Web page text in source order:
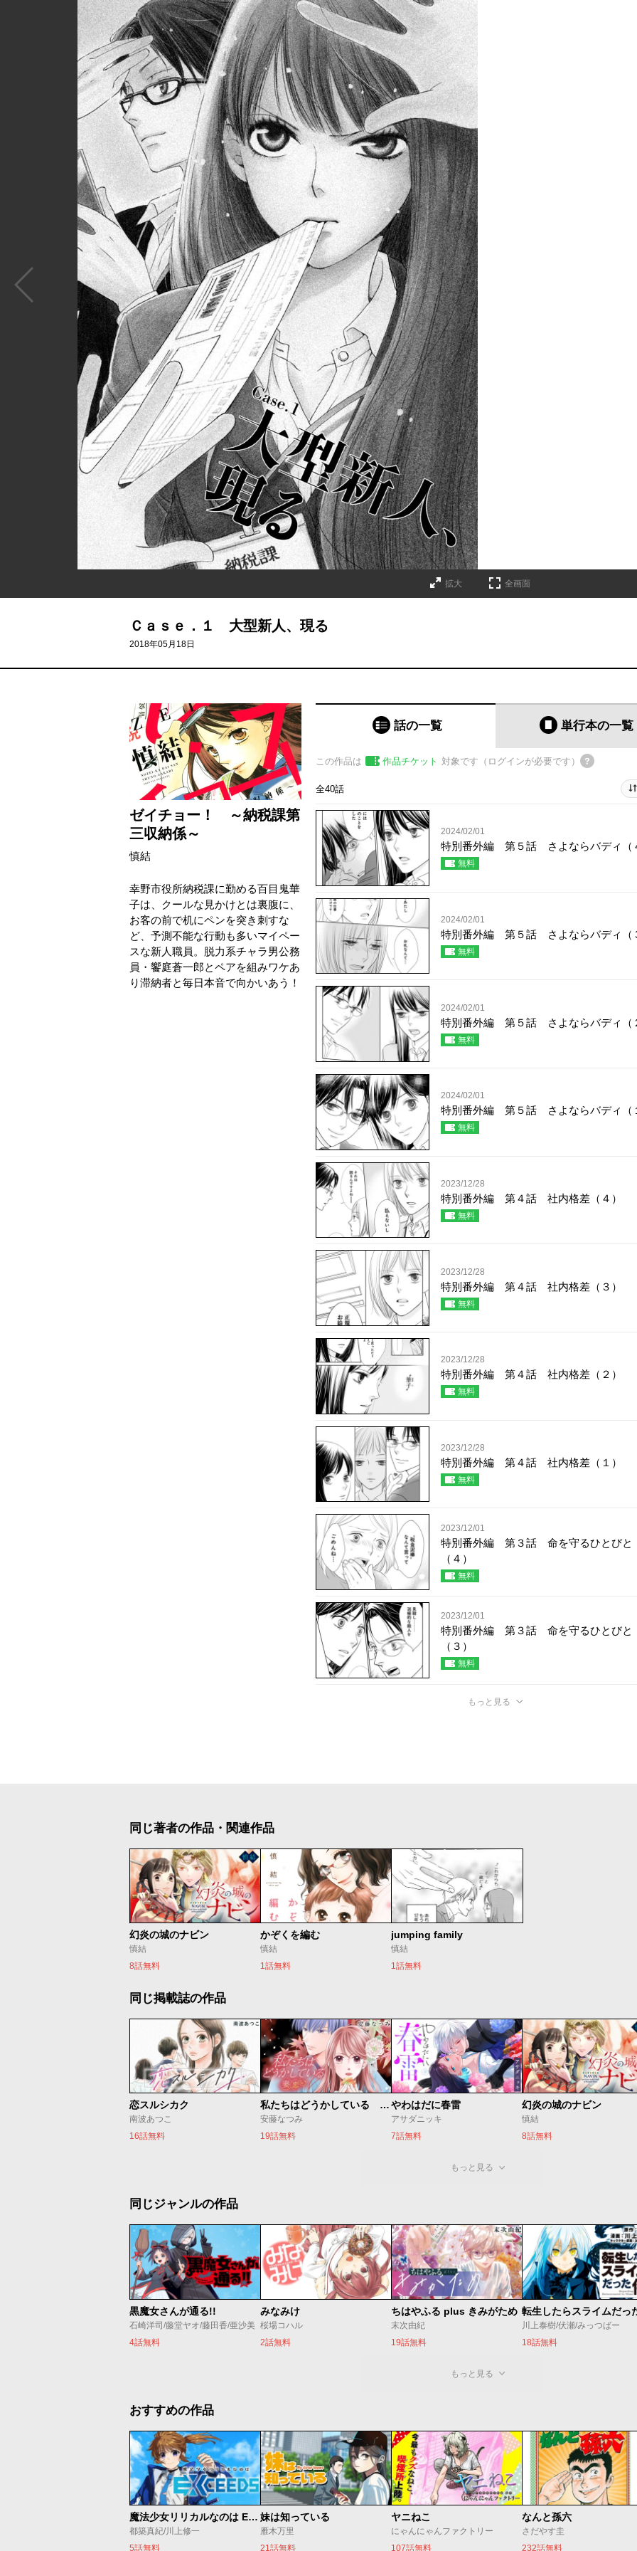
拡大 全画面
Ｃａｓｅ．１ 大型新人、現る
2018年05月18日
ゼイチョー！ ～納税課第
三収納係～
慎結
幸野市役所納税課に勤める百目鬼華
子は、クールな見かけとは裏腹に、
お客の前で机にペンを突き刺すな
ど、予測不能な行動も多いマイペー
スな新人職員。脱力系チャラ男公務
員・饗庭蒼一郎とペアを組みワケあ
り滞納者と毎日本音で向かいあう！
話の一覧 単行本の一覧
この作品は 作品チケット 対象です（ログインが必要です）
全40話
2024/02/01
特別番外編 第５話 さよならバディ（
無料
2024/02/01
特別番外編 第５話 さよならバディ（
無料
2024/02/01
特別番外編 第５話 さよならバディ（
無料
2024/02/01
特別番外編 第５話 さよならバディ（
無料
2023/12/28
特別番外編 第４話 社内格差（４）
無料
2023/12/28
特別番外編 第４話 社内格差（３）
無料
2023/12/28
特別番外編 第４話 社内格差（２）
無料
2023/12/28
特別番外編 第４話 社内格差（１）
無料
2023/12/01
特別番外編 第３話 命を守るひとびと
（４）
無料
2023/12/01
特別番外編 第３話 命を守るひとびと
（３）
無料
もっと見る
同じ著者の作品・関連作品
幻炎の城のナビン
慎結
8話無料
かぞくを編む
慎結
1話無料
jumping family
慎結
1話無料
同じ掲載誌の作品
恋スルシカク
南波あつこ
16話無料
私たちはどうかしている 妻恋い
安藤なつみ
19話無料
やわはだに春雷
アサダニッキ
7話無料
幻炎の城のナビン
慎結
8話無料
もっと見る
同じジャンルの作品
黒魔女さんが通る!!
石崎洋司/藤堂ヤオ/藤田香/亜沙美
4話無料
みなみけ
桜場コハル
2話無料
ちはやふる plus きみがため
末次由紀
19話無料
転生したらスライムだっ
川上泰樹/伏瀬/みっつばー
18話無料
もっと見る
おすすめの作品
魔法少女リリカルなのは EXCEEDS
都築真紀/川上修一
5話無料
妹は知っている
雁木万里
21話無料
ヤニねこ
にゃんにゃんファクトリー
107話無料
なんと孫六
さだやす圭
232話無料